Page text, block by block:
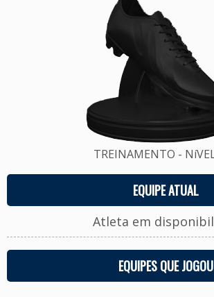
TREINAMENTO -
EQUIPE ATUAL
Atleta em
EQUIPES QUE JOGOU